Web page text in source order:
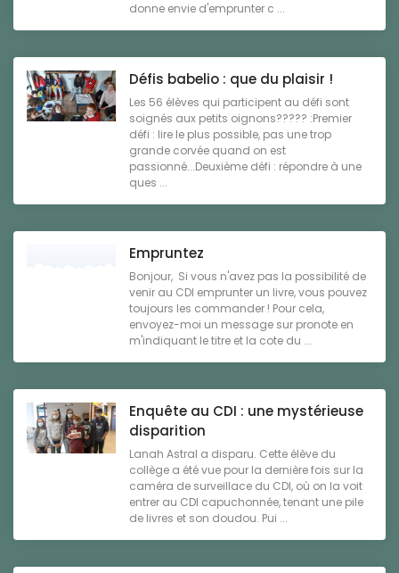
donne envie d'emprunter c ...
Défis babelio : que du plaisir !
Les 56 élèves qui participent au défi sont
soignés aux petits oignons????? :Premier
défi : lire le plus possible, pas une trop
grande corvée quand on est
passionné...Deuxième défi : répondre à une
ques ...
Empruntez
Bonjour, Si vous n'avez pas la possibilité de
venir au CDI emprunter un livre, vous pouvez
toujours les commander ! Pour cela,
envoyez-moi un message sur pronote en
m'indiquant le titre et la cote du ...
Enquête au CDI : une mystérieuse
disparition
Lanah Astral a disparu. Cette élève du
collège a été vue pour la dernière fois sur la
caméra de surveillace du CDI, où on la voit
entrer au CDI capuchonnée, tenant une pile
de livres et son doudou. Pui ...